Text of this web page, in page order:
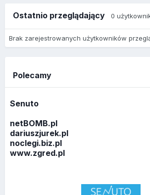
Ostatnio przeglądający 0
Brak zarejestrowanych użytkowników
Polecamy
Senuto
netBOMB.pl
dariuszjurek.pl
noclegi.biz.pl
www.zgred.pl